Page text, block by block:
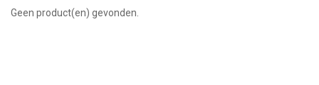
Geen product(en) gevonden.